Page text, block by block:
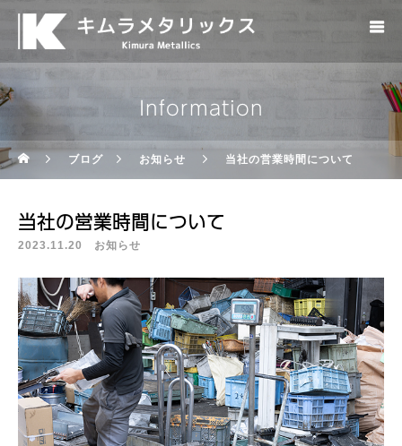
Information
ブログ お知らせ 当社の営業時間について
当社の営業時間について
2023.11.20 お知らせ